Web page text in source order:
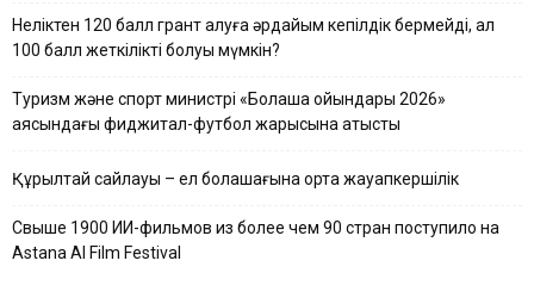
Неліктен 120 балл грант алуға әрдайым кепілдік бермейді, ал
100 балл жеткілікті болуы мүмкін?
Туризм және спорт министрі «Болашақ ойындары 2026»
аясындағы фиджитал-футбол жарысына қатысты
Құрылтай сайлауы – ел болашағына ортақ жауапкершілік
Свыше 1900 ИИ-фильмов из более чем 90 стран поступило на
Astana AI Film Festival